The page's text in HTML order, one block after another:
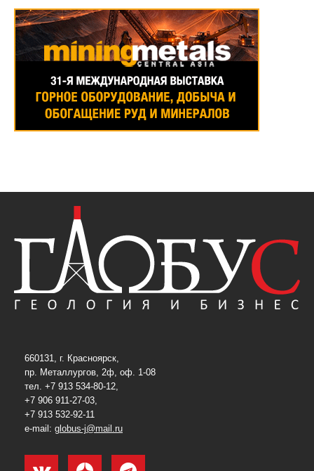
660131, г. Красноярск,
пр. Металлургов, 2ф, оф. 1-08
тел. +7 913 534-80-12,
+7 906 911-27-03,
+7 913 532-92-11
e-mail: globus-j@mail.ru